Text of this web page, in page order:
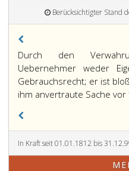
Berücksichtigter Stand
Paragraph
958,
Durch den
Uebernehmer weder
Gebrauchsrecht; er ist
ihm anvertraute Sache
In Kraft seit 01.01.1812 bis